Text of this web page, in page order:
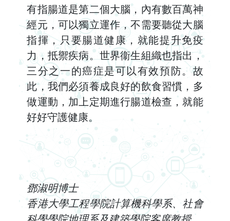
有指腸道是第二個大腦，內有數百萬神
經元，可以獨立運作，不需要聽從大腦
指揮，只要腸道健康，就能提升免疫
力，抵禦疾病。世界衞生組織也指出，
三分之一的癌症是可以有效預防。故
此，我們必須養成良好的飲食習慣，多
做運動，加上定期進行腸道檢查，就能
好好守護健康。
鄧淑明博士
香港大學工程學院計算機科學系、社會
科學學院地理系及建築學院客席教授